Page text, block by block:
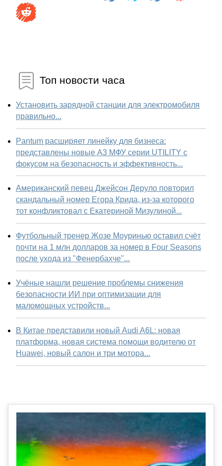
Топ новости часа
Установить зарядной станции для электромобиля
правильно...
Pantum расширяет линейку для бизнеса:
представлены новые А3 МФУ серии UTILITY с
фокусом на безопасность и эффективность...
Американский певец Джейсон Деруло повторил
скандальный номер Егора Крида, из-за которого
тот конфликтовал с Екатериной Мизулиной...
Футбольный тренер Жозе Моуринью оставил счёт
почти на 1 млн долларов за номер в Four Seasons
после ухода из "Фенербахче"...
Учёные нашли решение проблемы снижения
безопасности ИИ при оптимизации для
маломощных устройств...
В Китае представили новый Audi A6L: новая
платформа, новая система помощи водителю от
Huawei, новый салон и три мотора...